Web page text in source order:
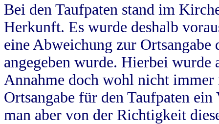
Bei den Taufpaten stand im
Herkunft. Es wurde deshalb
eine Abweichung zur
angegeben wurde. Hierbei wurde
Annahme doch wohl nicht
Ortsangabe für den Taufpaten
man aber von der Richtigkeit